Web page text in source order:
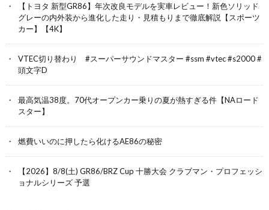
【トヨタ 新型GR86】年次改良モデルを実車レビュー！新色ソリッド
グレーの内外装から進化した走り・見積もりまで徹底解説【スポーツ
カー】【4K】
VTEC切り替わり #スーパーサウンドマスター #ssm #vtec #s2000 #
頭文字D
最高気温38度。70代オープンカー乗りの夏が熱すぎる件【NAロード
スター】
燃費いいのに押したら化けるAE86の秘密
【2026】8/8(土) GR86/BRZ Cup 十勝大会 クラブマン・プロフェッシ
ョナルシリーズ 予選